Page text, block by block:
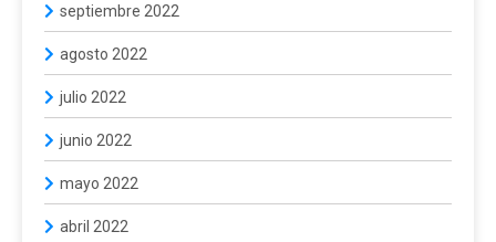
septiembre 2022
agosto 2022
julio 2022
junio 2022
mayo 2022
abril 2022